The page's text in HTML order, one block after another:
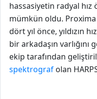
hassasiyetin radyal
mümkün oldu. Proxima
dört yıl önce, yıldızın
bir arkadaşın
ekip tarafından
spektrograf olan